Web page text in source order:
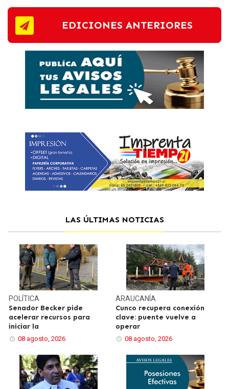
EDICIONES ANTERIORES
LAS ÚLTIMAS NOTICIAS
POLÍTICA
Senador Becker pide
acelerar recursos para
iniciar la
08 agosto, 2026
ARAUCANÍA
Cunco recupera conexión
clave: puente vuelve a
operar
08 agosto, 2026